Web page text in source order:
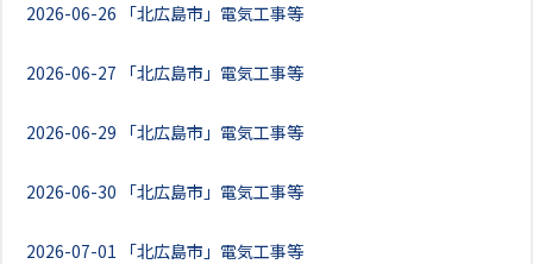
2026-06-26 「北広島市」電気工事等
2026-06-27 「北広島市」電気工事等
2026-06-29 「北広島市」電気工事等
2026-06-30 「北広島市」電気工事等
2026-07-01 「北広島市」電気工事等